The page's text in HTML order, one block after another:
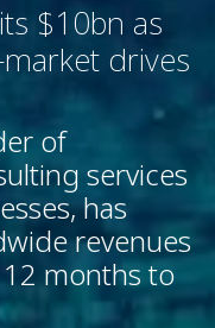
$10bn as
drives
of
services
has
revenues
months to